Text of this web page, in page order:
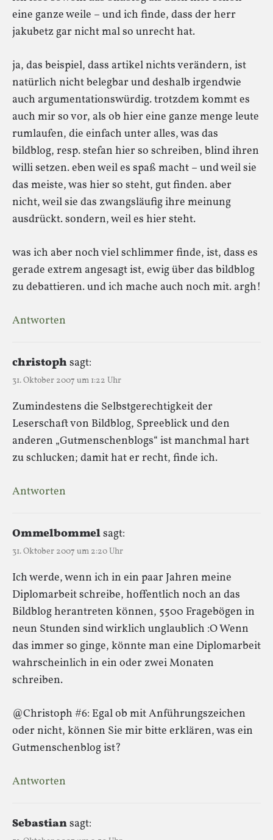
eine ganze weile – und ich finde, dass der herr
jakubetz gar nicht mal so unrecht hat.
ja, das beispiel, dass artikel nichts verändern, ist
natürlich nicht belegbar und deshalb irgendwie
auch argumentationswürdig. trotzdem kommt es
auch mir so vor, als ob hier eine ganze menge leute
rumlaufen, die einfach unter alles, was das
bildblog, resp. stefan hier so schreiben, blind ihren
willi setzen. eben weil es spaß macht – und weil sie
das meiste, was hier so steht, gut finden. aber
nicht, weil sie das zwangsläufig ihre meinung
ausdrückt. sondern, weil es hier steht.
was ich aber noch viel schlimmer finde, ist, dass es
gerade extrem angesagt ist, ewig über das bildblog
zu debattieren. und ich mache auch noch mit. argh!
Antworten
christoph sagt:
31. Oktober 2007 um 1:22 Uhr
Zumindestens die Selbstgerechtigkeit der
Leserschaft von Bildblog, Spreeblick und den
anderen „Gutmenschenblogs“ ist manchmal hart
zu schlucken; damit hat er recht, finde ich.
Antworten
Ommelbommelsagt:
31. Oktober 2007 um 2:20 Uhr
Ich werde, wenn ich in ein paar Jahren meine
Diplomarbeit schreibe, hoffentlich noch an das
Bildblog herantreten können, 5500 Fragebögen in
neun Stunden sind wirklich unglaublich :O Wenn
das immer so ginge, könnte man eine Diplomarbeit
wahrscheinlich in ein oder zwei Monaten
schreiben.
@Christoph #6: Egal ob mit Anführungszeichen
oder nicht, können Sie mir bitte erklären, was ein
Gutmenschenblog ist?
Antworten
Sebastiansagt: